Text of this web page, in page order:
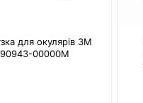
для окулярів 3M
90943-00000M